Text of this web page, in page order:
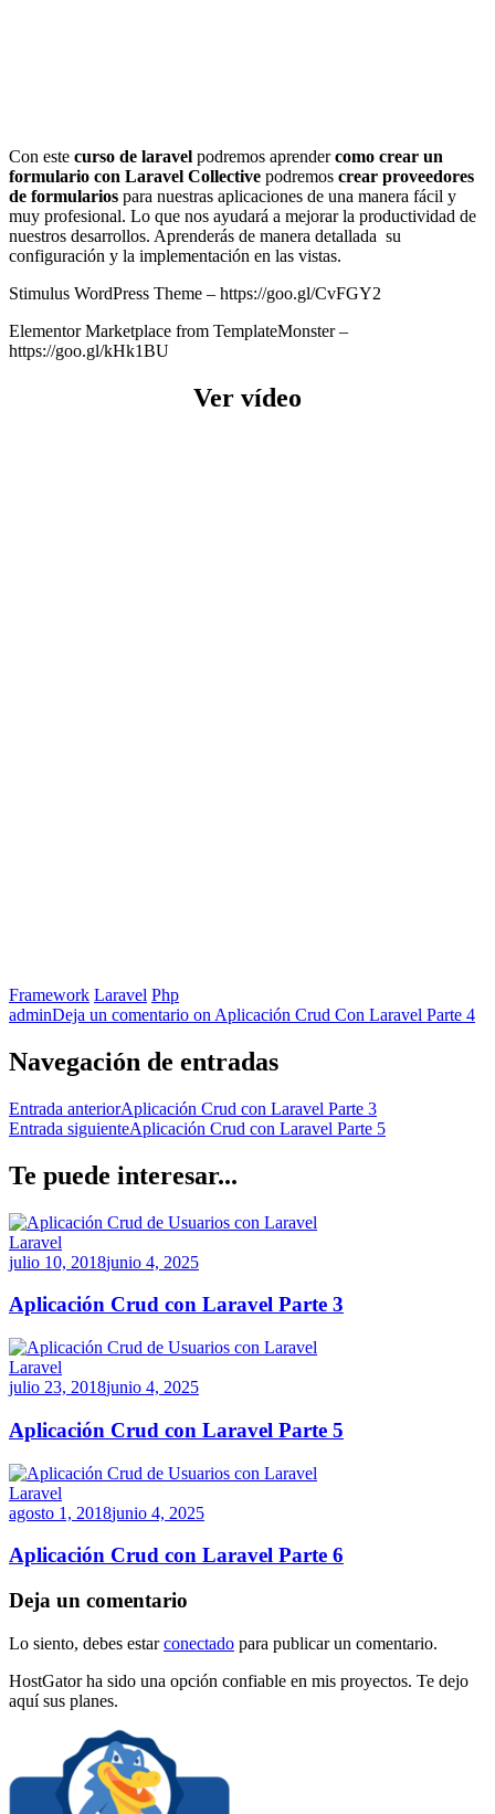
Con este curso de laravel podremos aprendercomo crear un
formulario con Laravel Collective podremos crear proveedores
de formularios para nuestras aplicaciones de una manera fácil y
muy profesional. Lo que nos ayudará a mejorar la productividad de
nuestros desarrollos. Aprenderás de manera detallada su
configuración y la implementación en las vistas.
Stimulus WordPress Theme – https://goo.gl/CvFGY2
Elementor Marketplace from TemplateMonster –
https://goo.gl/kHk1BU
Ver vídeo
Framework Laravel Php
adminDeja un comentario on Aplicación Crud Con Laravel Parte 4
Navegación de entradas
Entrada anteriorAplicación Crud con Laravel Parte 3
Entrada siguienteAplicación Crud con Laravel Parte 5
Te puede interesar...
Laravel
julio 10, 2018junio 4, 2025
Aplicación Crud con Laravel Parte 3
Laravel
julio 23, 2018junio 4, 2025
Aplicación Crud con Laravel Parte 5
Laravel
agosto 1, 2018junio 4, 2025
Aplicación Crud con Laravel Parte 6
Deja un comentario
Lo siento, debes estarconectado para publicar un comentario.
HostGator ha sido una opción confiable en mis proyectos. Te dejo
aquí sus planes.